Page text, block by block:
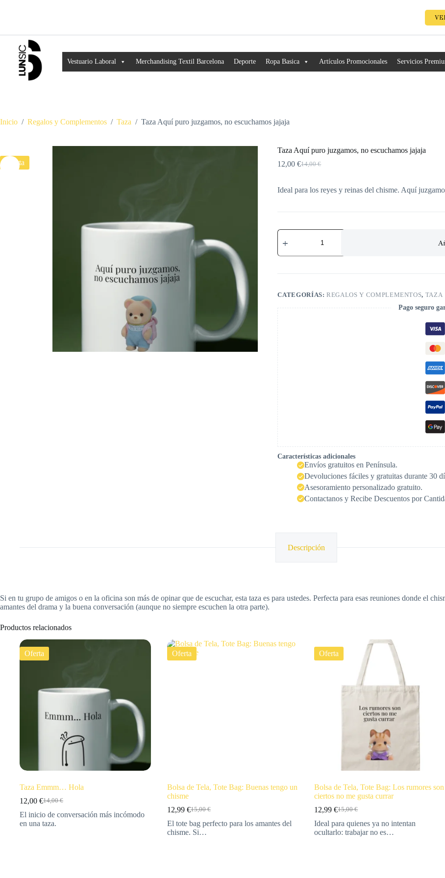
Vestuario Laboral Merchandising Textil Barcelona Deporte Ropa Basica Artículos Promocionales Servicios
Inicio / Regalos y Complementos / Taza / Taza Aquí puro juzgamos, no escuchamos jajaja
Oferta
Taza Aquí puro juzgamos, no escuchamos jajaja
14,00€
12,00€
Ideal para los reyes y reinas del chisme. Aquí
CATEGORÍAS:REGALOS Y COMPLEMENTOS, TAZA
Pago seguro
Características adicionales
Envíos gratuitos en Península.
Devoluciones fáciles y gratuitas durante 30
Asesoramiento personalizado gratuito.
Contactanos y Recibe Descuentos por
Descripción
Si en tu grupo de amigos o en la oficina son más de opinar que de escuchar, esta taza es para ustedes. Perfecta para esas reuniones donde el
amantes del drama y la buena conversación (aunque no siempre escuchen la otra parte).
Productos relacionados
Oferta
Taza Emmm… Hola
14,00€
12,00 €
El inicio de conversación más incómodo
en una taza.
Oferta
Bolsa de Tela, Tote Bag: Buenas tengo un
chisme
15,00€
12,99 €
El tote bag perfecto para los amantes del
chisme. Si…
Oferta
Bolsa de Tela, Tote Bag: Los rumores son
ciertos no me gusta currar
15,00€
12,99€
Ideal para quienes ya no intentan
ocultarlo: trabajar no es…